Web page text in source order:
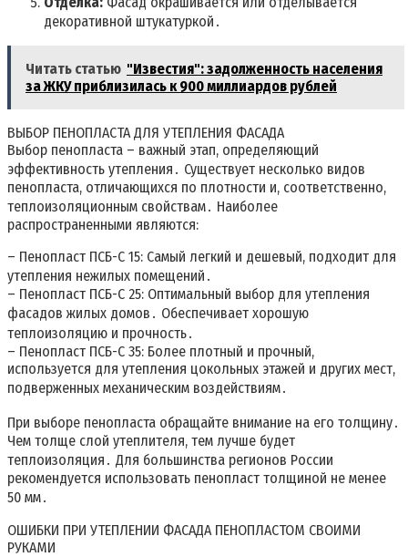
декоративной штукатуркой․
Читать статью "Известия": задолженность населения
за ЖКУ приблизилась к 900 миллиардов рублей
ВЫБОР ПЕНОПЛАСТА ДЛЯ УТЕПЛЕНИЯ ФАСАДА
Выбор пенопласта – важный этап, определяющий
эффективность утепления․ Существует несколько видов
пенопласта, отличающихся по плотности и, соответственно,
теплоизоляционным свойствам․ Наиболее
распространенными являются:
– Пенопласт ПСБ-С 15: Самый легкий и дешевый, подходит для
утепления нежилых помещений․
– Пенопласт ПСБ-С 25: Оптимальный выбор для утепления
фасадов жилых домов․ Обеспечивает хорошую
теплоизоляцию и прочность․
– Пенопласт ПСБ-С 35: Более плотный и прочный,
используется для утепления цокольных этажей и других мест,
подверженных механическим воздействиям․
При выборе пенопласта обращайте внимание на его толщину․
Чем толще слой утеплителя, тем лучше будет
теплоизоляция․ Для большинства регионов России
рекомендуется использовать пенопласт толщиной не менее
50 мм․
ОШИБКИ ПРИ УТЕПЛЕНИИ ФАСАДА ПЕНОПЛАСТОМ СВОИМИ
РУКАМИ